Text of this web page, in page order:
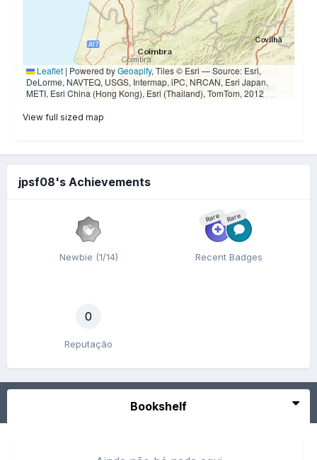
View full sized map
jpsf08's Achievements
Newbie (1/14)
Rare Rare
Recent Badges
0
Reputação
Bookshelf